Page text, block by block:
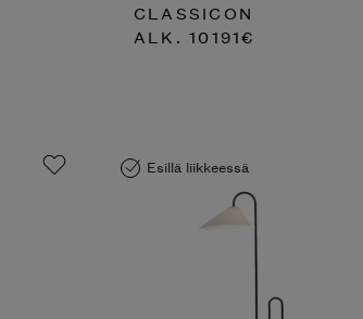
CLASSICON
ALK.10191€
Esillä liikkeessä